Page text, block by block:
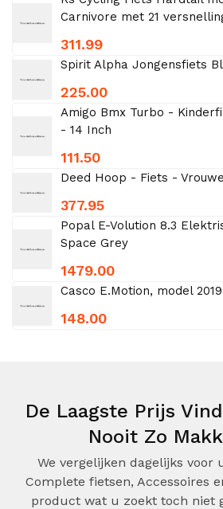
Carnivore met 21
311.99
Spirit Alpha Jongensfiets
225.00
Amigo Bmx Turbo -
- 14 Inch
111.50
Deed Hoop - Fiets -
377.95
Popal E-Volution 8.3
Space Grey
1479.00
Casco E.Motion, model
148.00
De Laagste Prijs
Nooit Zo
We vergelijken dagelijks voor
Complete fietsen, Accessoires
product wat u zoekt toch niet